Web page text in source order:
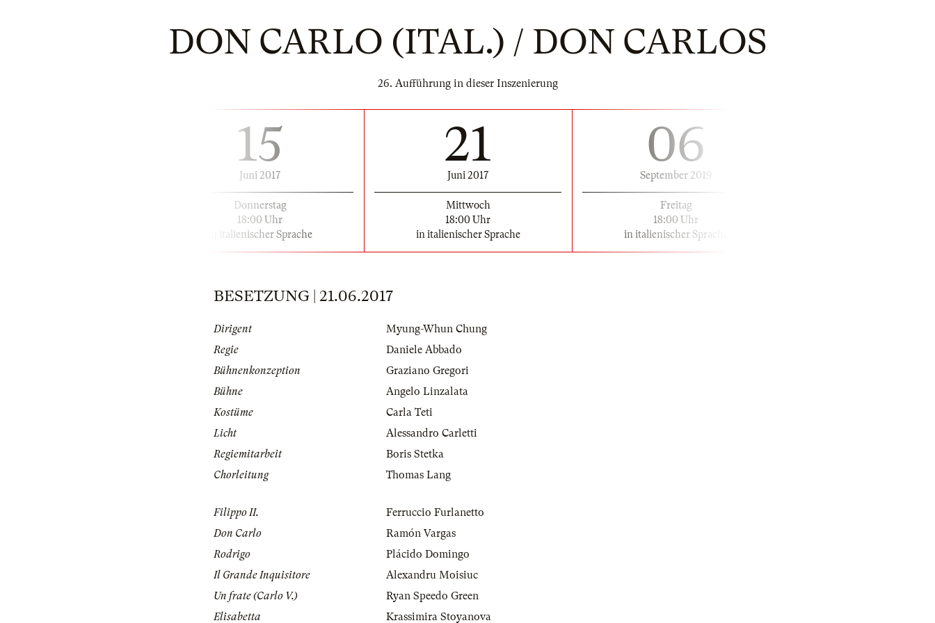
DON CARLO (ITAL.) / DON CARLOS
26. Aufführung in dieser Inszenierung
15
Juni 2017
Donnerstag
18:00 Uhr
in italienischer Sprache
21
Juni 2017
Mittwoch
18:00 Uhr
in italienischer Sprache
06
September 2019
Freitag
18:00 Uhr
in italienischer Sprache
BESETZUNG | 21.06.2017
Dirigent
Myung-Whun Chung
Regie
Daniele Abbado
Bühnenkonzeption
Graziano Gregori
Bühne
Angelo Linzalata
Kostüme
Carla Teti
Licht
Alessandro Carletti
Regiemitarbeit
Boris Stetka
Chorleitung
Thomas Lang
Filippo II.
Ferruccio Furlanetto
Don Carlo
Ramón Vargas
Rodrigo
Plácido Domingo
Il Grande Inquisitore
Alexandru Moisiuc
Un frate (Carlo V.)
Ryan Speedo Green
Elisabetta
Krassimira Stoyanova